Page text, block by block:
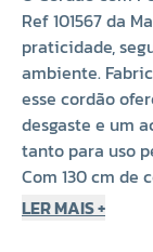
Ref 101567 da
praticidade,
ambiente.
esse cordão
desgaste e um
tanto para uso
Com 130 cm de
ajuste ideal
LER MAIS +